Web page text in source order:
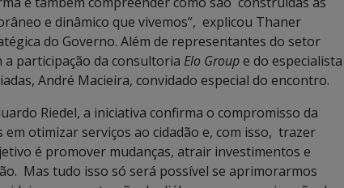
e dinâmico que vivemos”, explicou Thaner
do Governo. Além de representantes do setor
participação da consultoria Elo Groupe do especialista
André Macieira, convidado especial do encontro.
Riedel, a iniciativa confirma o compromisso da
otimizar serviços ao cidadão e, com isso, trazer
é promover mudanças, atrair investimentos e
Mas tudo isso só será possível se aprimorarmos